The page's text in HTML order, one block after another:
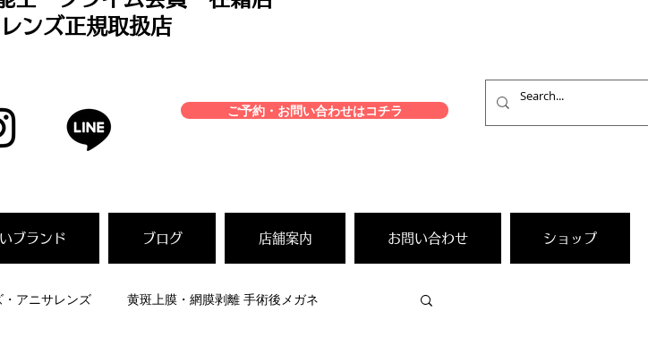
ンズ正規取扱店
ご予約・お問い合わせはコチラ
ブランド ブログ 店舗案内 お問い合わせ ショップ
アニサレンズ 黄斑上膜・網膜剥離 手術後メガネ